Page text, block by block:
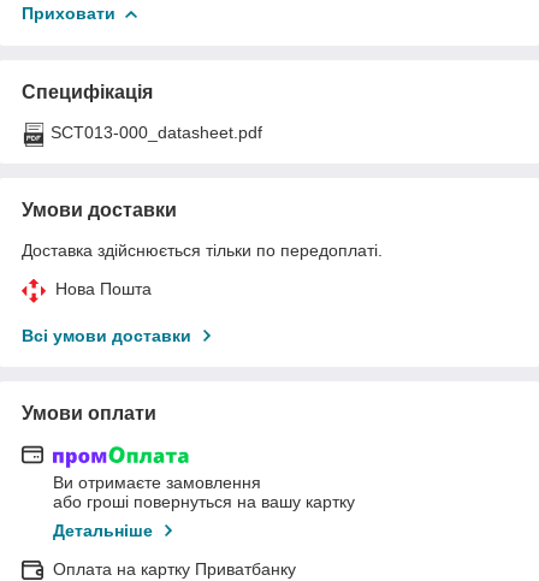
Приховати
Специфікація
SCT013-000_datasheet.pdf
Умови доставки
Доставка здійснюється тільки по передоплаті.
Нова Пошта
Всі умови доставки
Умови оплати
Ви отримаєте замовлення
або гроші повернуться на вашу картку
Детальніше
Оплата на картку Приватбанку